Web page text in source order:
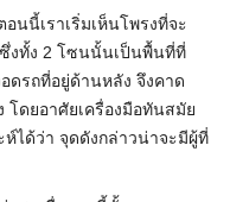
นนี้เราเริ่มเห็นโพรงที่จะ
งทั้ง 2 โซนนั้นเป็นพื้นที่ที่
ดรถที่อยู่ด้านหลัง จึงคาด
โดยอาศัยเครื่องมือทันสมัย
ห์ได้ว่า จุดดังกล่าวน่าจะมีผู้ที่